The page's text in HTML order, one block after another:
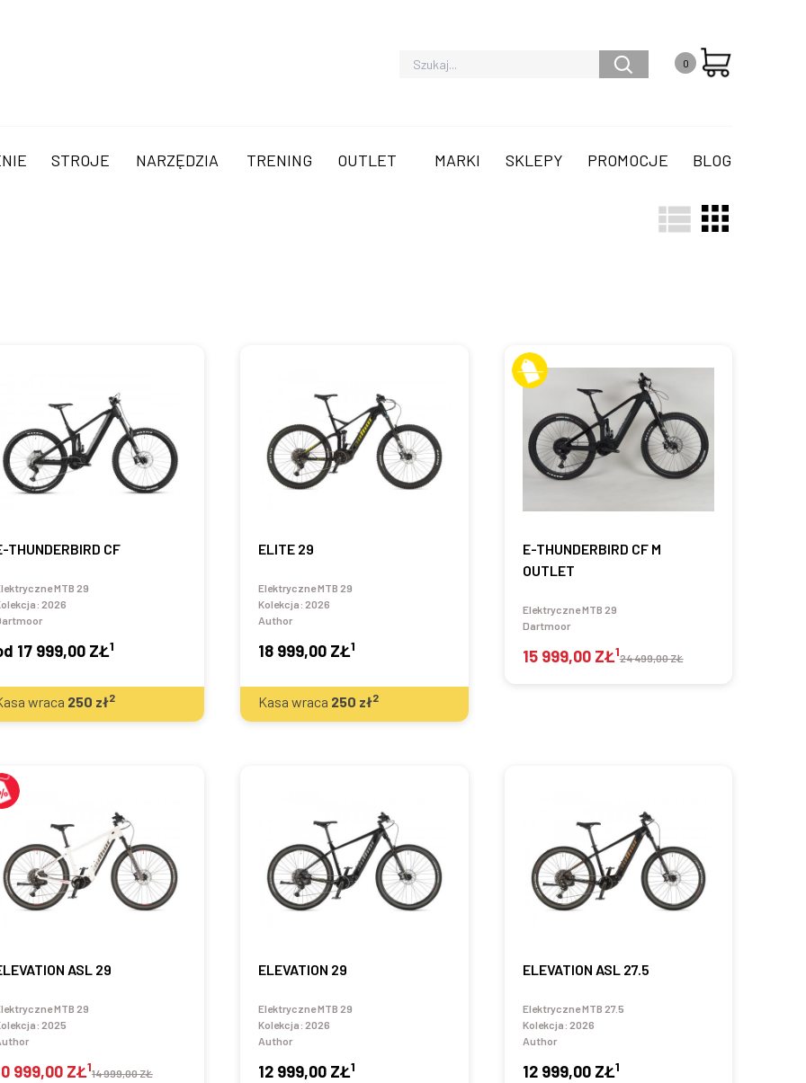
0
STROJE NARZĘDZIA TRENING OUTLET MARKI SKLEPY PROMOCJE BLOG
THUNDERBIRD CF
MTB 29
2026
17 999,00 ZŁ1
wraca 250 zł2
ELITE 29
Elektryczne MTB 29
Kolekcja: 2026
Author
18 999,00 ZŁ1
Kasa wraca 250 zł2
E-THUNDERBIRD CF M
OUTLET
Elektryczne MTB 29
Dartmoor
15 999,00 ZŁ124 499,00 ZŁ
ASL 29
MTB 29
2025
999,00 ZŁ114 999,00 ZŁ
ELEVATION 29
Elektryczne MTB 29
Kolekcja: 2026
Author
12 999,00 ZŁ1
ELEVATION ASL 27.5
Elektryczne MTB 27.5
Kolekcja: 2026
Author
12 999,00 ZŁ1